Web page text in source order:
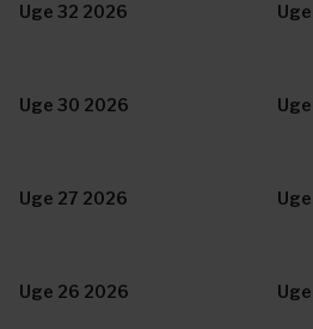
Uge 32 2026
Uge 30 2026
Uge 27 2026
Uge 26 2026